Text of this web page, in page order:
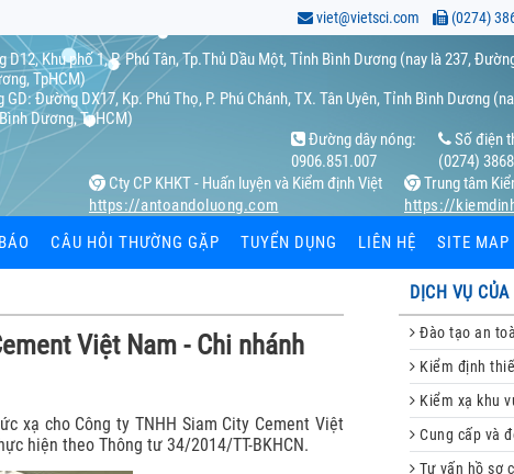
(0274)
viet@vietsci.com
D12, Khu phố 1, P. Phú Tân, Tp.Thủ Dầu Một, Tỉnh Bình Dương (nay là 237,
TpHCM)
GD: Đường DX17, Kp. Phú Thọ, P. Phú Chánh, TX. Tân Uyên, Tỉnh Bình Dương
Dương, TpHCM)
Số điện
(0274)
Đường dây nóng:
0906.851.007
Trung tâm
https://
Cty CP KHKT - Huấn luyện và Kiểm định Việt
https://antoandoluong.com
CÂU HỎI THƯỜNG GẶP TUYỂN DỤNG LIÊN HỆ SITE MAP
Việt Nam - Chi nhánh
xạ cho Công ty TNHH Siam City Cement Việt
hiện theo Thông tư 34/2014/TT-BKHCN.
DỊCH VỤ
Đào tạo an
Kiểm định
Kiểm xạ khu
Cung cấp và
Tư vấn hồ sơ